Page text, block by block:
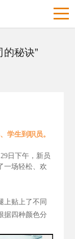
的秘诀”
学生到职员。
日下午，新员
一场轻松、欢
上贴上了不同
据四种颜色分